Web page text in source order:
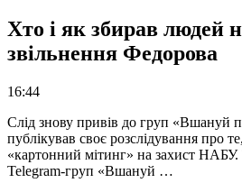
Хто і як збирав людей
звільнення Федорова
16:44
Слід знову привів до груп «Вшануй
публікував своє розслідування про
«картонний мітинг» на захист
Telegram-груп «Вшануй …